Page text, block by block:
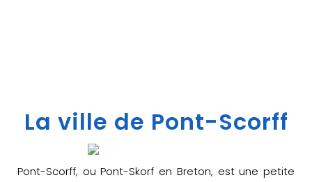
La ville de Pont-Scorff
Pont-Scorff, ou Pont-Skorf en Breton, est une petite